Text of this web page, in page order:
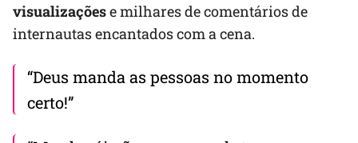
visualizaçõese milhares de comentários de
internautas encantados com a cena.
“Deus manda as pessoas no momento
certo!”